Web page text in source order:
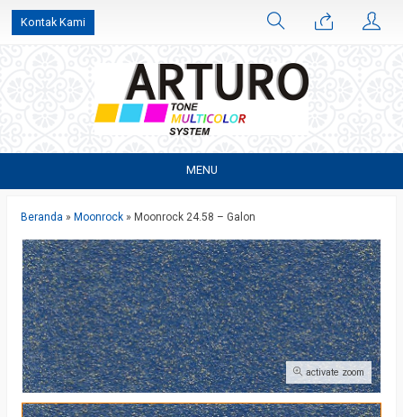
Kontak Kami
MENU
Beranda » Moonrock » Moonrock 24.58 – Galon
activate zoom